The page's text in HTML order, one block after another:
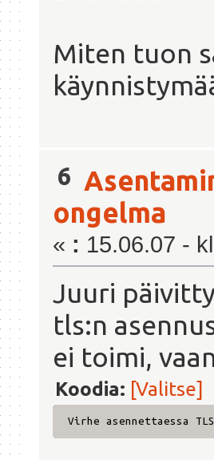
Miten tuon
6
ongelma
« : 15.06.07 -
Juuri
tls:n
ei toimi,
Koodia: [Valitse]
Virhe asennettaessa